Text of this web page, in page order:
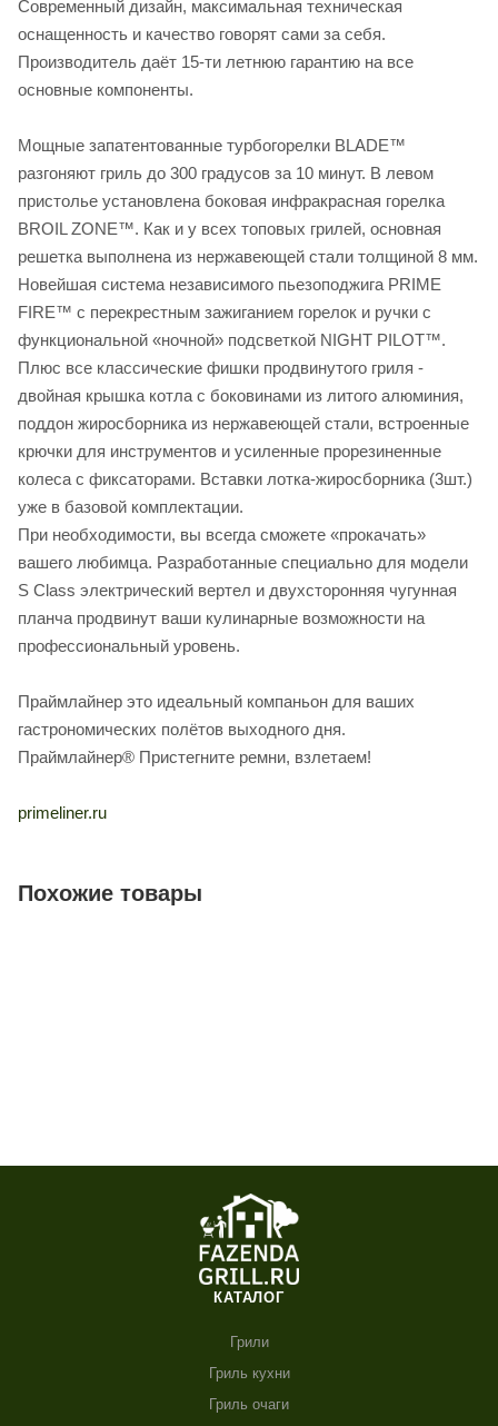
Современный дизайн, максимальная техническая
оснащенность и качество говорят сами за себя.
Производитель даёт 15-ти летнюю гарантию на все
основные компоненты.
Мощные запатентованные турбогорелки BLADE™
разгоняют гриль до 300 градусов за 10 минут. В левом
пристолье установлена боковая инфракрасная горелка
BROIL ZONE™. Как и у всех топовых грилей, основная
решетка выполнена из нержавеющей стали толщиной 8 мм.
Новейшая система независимого пьезоподжига PRIME
FIRE™ с перекрестным зажиганием горелок и ручки с
функциональной «ночной» подсветкой NIGHT PILOT™.
Плюс все классические фишки продвинутого гриля -
двойная крышка котла с боковинами из литого алюминия,
поддон жиросборника из нержавеющей стали, встроенные
крючки для инструментов и усиленные прорезиненные
колеса с фиксаторами. Вставки лотка-жиросборника (3шт.)
уже в базовой комплектации.
При необходимости, вы всегда сможете «прокачать»
вашего любимца. Разработанные специально для модели
S Class электрический вертел и двухсторонняя чугунная
планча продвинут ваши кулинарные возможности на
профессиональный уровень.
Праймлайнер это идеальный компаньон для ваших
гастрономических полётов выходного дня.
Праймлайнер® Пристегните ремни, взлетаем!
primeliner.ru
Похожие товары
КАТАЛОГ
Грили
Гриль кухни
Гриль очаги